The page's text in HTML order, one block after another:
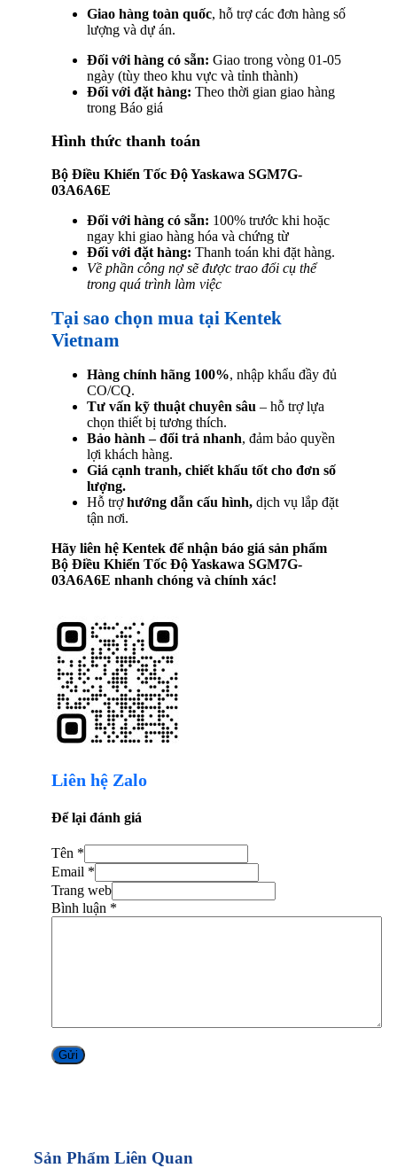
Giao hàng toàn quốc, hỗ trợ các đơn hàng số
lượng và dự án.
Đối với hàng có sẵn: Giao trong vòng 01-05
ngày (tùy theo khu vực và tỉnh thành)
Đối với đặt hàng: Theo thời gian giao hàng
trong Báo giá
Hình thức thanh toán
Bộ Điều Khiển Tốc Độ Yaskawa SGM7G-
03A6A6E
Đối với hàng có sẵn: 100% trước khi hoặc
ngay khi giao hàng hóa và chứng từ
Đối với đặt hàng: Thanh toán khi đặt hàng.
Về phần công nợ sẽ được trao đổi cụ thể
trong quá trình làm việc
Tại sao chọn mua tại Kentek
Vietnam
Hàng chính hãng 100%, nhập khẩu đầy đủ
CO/CQ.
Tư vấn kỹ thuật chuyên sâu – hỗ trợ lựa
chọn thiết bị tương thích.
Bảo hành – đổi trả nhanh, đảm bảo quyền
lợi khách hàng.
Giá cạnh tranh, chiết khấu tốt cho đơn số
lượng.
Hỗ trợhướng dẫn cấu hình, dịch vụ lắp đặt
tận nơi.
Hãy liên hệ Kentek để nhận báo giá sản phẩm
Bộ Điều Khiển Tốc Độ Yaskawa SGM7G-
03A6A6E nhanh chóng và chính xác!
Liên hệ Zalo
Để lại đánh giá
Tên *
Email *
Trang web
Bình luận *
Sản Phẩm Liên Quan